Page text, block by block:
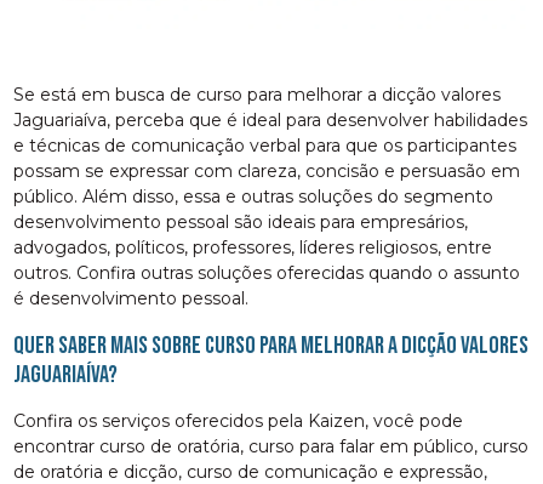
Se está em busca de curso para melhorar a dicção valores
Jaguariaíva, perceba que é ideal para desenvolver habilidades
e técnicas de comunicação verbal para que os participantes
possam se expressar com clareza, concisão e persuasão em
público. Além disso, essa e outras soluções do segmento
desenvolvimento pessoal são ideais para empresários,
advogados, políticos, professores, líderes religiosos, entre
outros. Confira outras soluções oferecidas quando o assunto
é desenvolvimento pessoal.
Quer saber mais sobre curso para melhorar a dicção valores
Jaguariaíva?
Confira os serviços oferecidos pela Kaizen, você pode
encontrar curso de oratória, curso para falar em público, curso
de oratória e dicção, curso de comunicação e expressão,